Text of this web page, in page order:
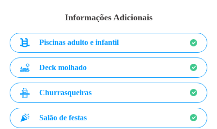
Informações Adicionais
Piscinas adulto e infantil
Deck molhado
Churrasqueiras
Salão de festas